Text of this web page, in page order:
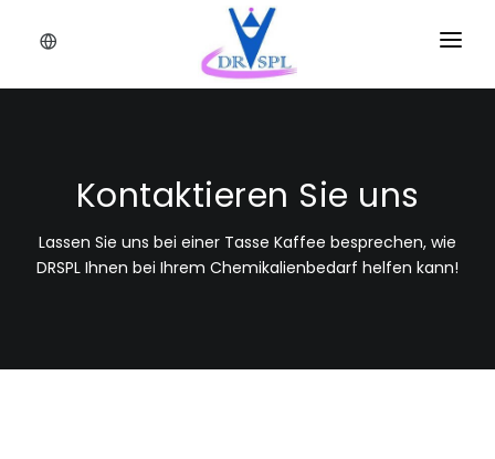
HEIM
GESCHÄFTSANWENDUNG
KONTAKT
Kontaktieren Sie uns
Lassen Sie uns bei einer Tasse Kaffee besprechen, wie
DRSPL Ihnen bei Ihrem Chemikalienbedarf helfen kann!